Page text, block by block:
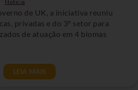
Noticia
de UK, a iniciativa reuniu
privadas e do 3º setor para
de atuação em 4 biomas
LEIA MAIS